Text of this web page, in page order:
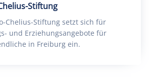
Stiftung
Chelius-Stiftung setzt sich für
und Erziehungsangebote für
in Freiburg ein.